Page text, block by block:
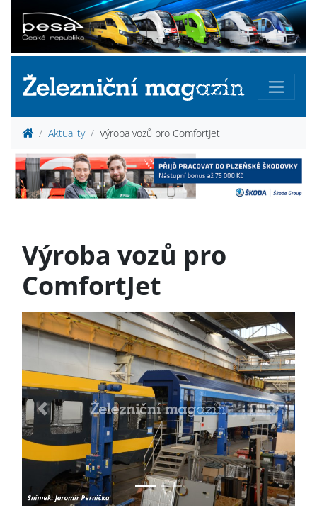
Aktuality Výroba vozů pro ComfortJet
Výroba vozů pro
ComfortJet
Previous Next